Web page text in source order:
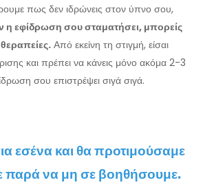
πως δεν ιδρώνεις στον ύπνο σου,
η εφίδρωση σου σταματήσει, μπορείς
Από εκείνη τη στιγμή, είσαι
και πρέπει να κάνεις μόνο ακόμα 2-3
σου επιστρέψει σιγά σιγά.
εσένα και θα προτιμούσαμε
παρά να μη σε βοηθήσουμε.